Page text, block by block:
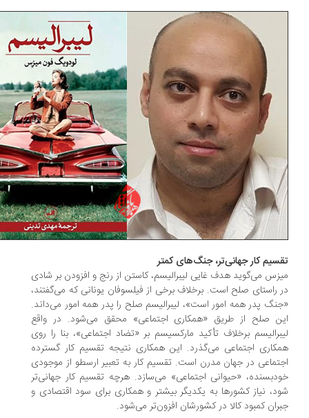
کار جهانی‌تر، جنگ‌های کمتر
می‌گوید هدف غایی لیبرالیسم، کاستن از رنج و افزودن بر شادی
راستای صلح است. برخلاف برخی از فیلسوفان یونانی که می‌گفتند،
پدر همه امور است»، لیبرالیسم صلح را پدر همه امور می‌داند.
صلح از طریق «همکاری اجتماعی» محقق می‌شود. در واقع
برخلاف تأکید مارکسیسم بر «تضاد اجتماعی»، بنا را روی
اجتماعی می‌گذرد. این همکاری نتیجه تقسیم‌ کار گسترده
در جهان مدرن است. تقسیم‌ کار به تعبیر ارسطو از موجودی
«حیوانی اجتماعی» می‌سازد. هرچه تقسیم‌ کار جهانی‌تر
نیاز کشورها به یکدیگر بیشتر و همکاری برای سود اقتصادی و
کمبود کالا در کشورشان افزون‌تر می‌شود.